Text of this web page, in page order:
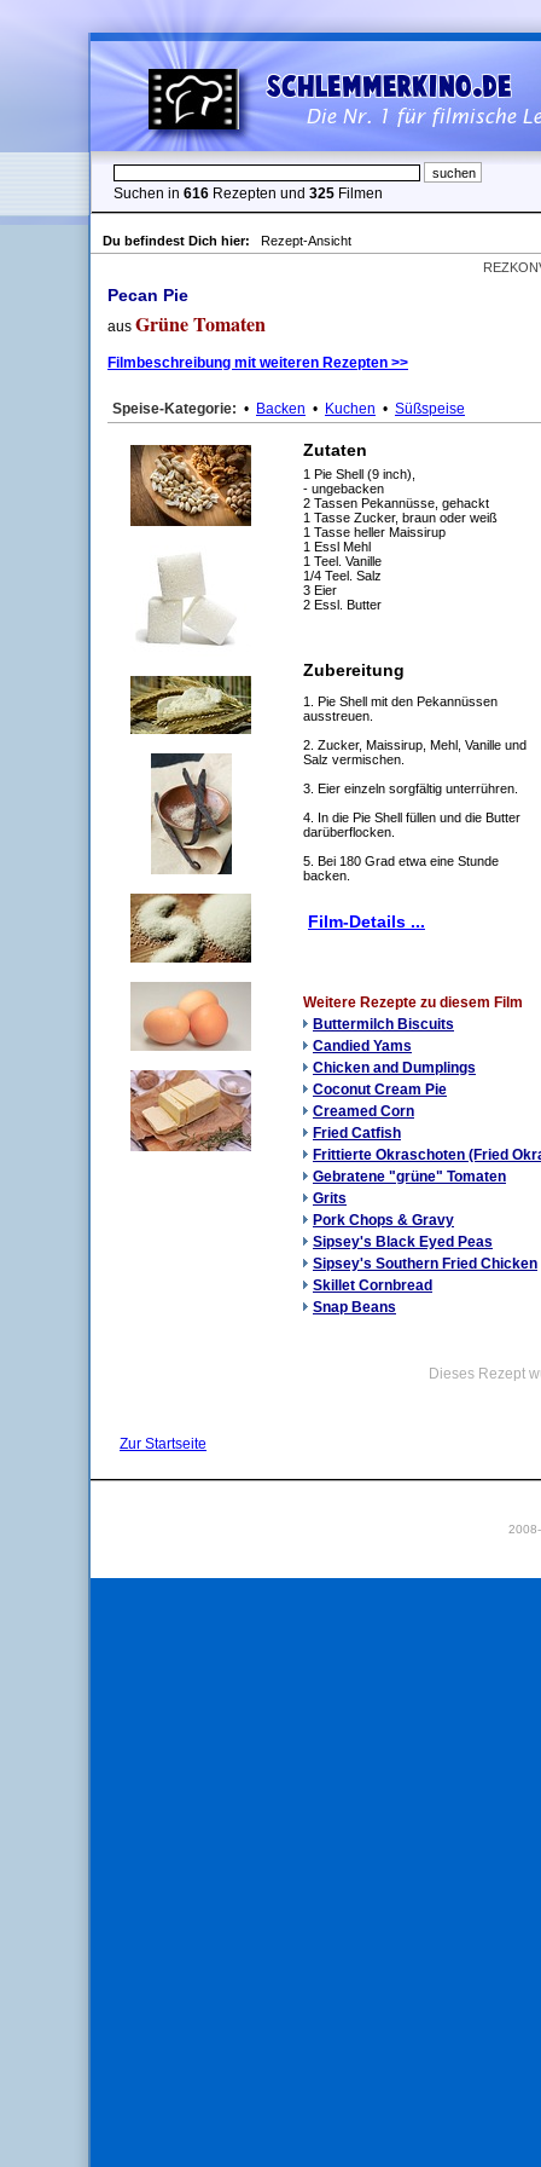
Suchen in 616 Rezepten und 325 Filmen
Du befindest Dich hier:
Rezept-Ansicht
Pecan Pie
aus Grüne Tomaten
Filmbeschreibung mit weiteren Rezepten >>
Speise-Kategorie: • Backen • Kuchen • Süßspeise
Zutaten
1 Pie Shell (9 inch),
- ungebacken
2 Tassen Pekannüsse, gehackt
1 Tasse Zucker, braun oder weiß
1 Tasse heller Maissirup
1 Essl Mehl
1 Teel. Vanille
1/4 Teel. Salz
3 Eier
2 Essl. Butter
Zubereitung
1. Pie Shell mit den Pekannüssen
ausstreuen.
2. Zucker, Maissirup, Mehl, Vanille und
Salz vermischen.
3. Eier einzeln sorgfältig unterrühren.
4. In die Pie Shell füllen und die Butter
darüberflocken.
5. Bei 180 Grad etwa eine Stunde
backen.
Film-Details ...
Weitere Rezepte zu diesem Film
Buttermilch Biscuits
Candied Yams
Chicken and Dumplings
Coconut Cream Pie
Creamed Corn
Fried Catfish
Frittierte Okraschoten (Fried
Gebratene "grüne" Tomaten
Grits
Pork Chops & Gravy
Sipsey's Black Eyed Peas
Sipsey's Southern Fried Chicken
Skillet Cornbread
Snap Beans
Dieses Rezept
Zur Startseite